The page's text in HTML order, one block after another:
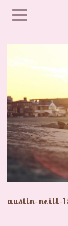
austin-neill-